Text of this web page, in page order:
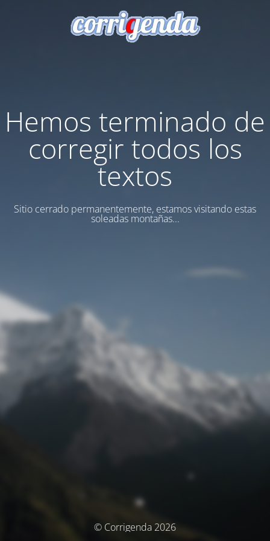
Hemos terminado de
corregir todos los
textos
Sitio cerrado permanentemente, estamos visitando estas
soleadas montañas...
© Corrigenda 2026